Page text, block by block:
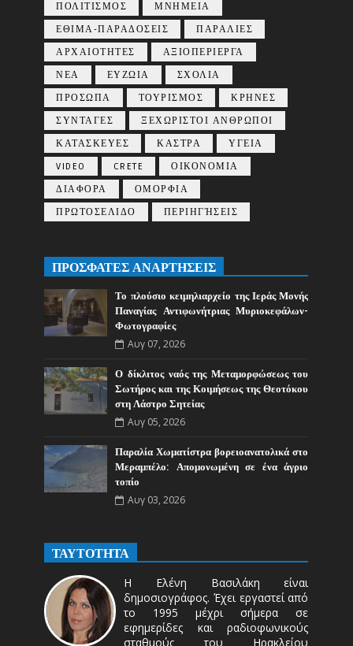
ΠΟΛΙΤΙΣΜΟΣ
ΜΝΗΜΕΙΑ
ΕΘΙΜΑ-ΠΑΡΑΔΟΣΕΙΣ
ΠΑΡΑΛΙΕΣ
ΑΡΧΑΙΟΤΗΤΕΣ
ΑΞΙΟΠΕΡΙΕΡΓΑ
ΝΕΑ
ΕΥΖΩΙΑ
ΣΧΟΛΙΑ
ΠΡΟΣΩΠΑ
ΤΟΥΡΙΣΜΟΣ
ΚΡΗΝΕΣ
ΣΥΝΤΑΓΕΣ
ΞΕΧΩΡΙΣΤΟΙ ΑΝΘΡΩΠΟΙ
ΚΑΤΑΣΚΕΥΕΣ
ΚΑΣΤΡΑ
ΥΓΕΙΑ
VIDEO
CRETE
ΟΙΚΟΝΟΜΙΑ
ΔΙΑΦΟΡΑ
ΟΜΟΡΦΙΑ
ΠΡΩΤΟΣΕΛΙΔΟ
ΠΕΡΙΗΓΉΣΕΙΣ
ΠΡΟΣΦΑΤΕΣ ΑΝΑΡΤΗΣΕΙΣ
Το πλούσιο κειμηλιαρχείο της Ιεράς Μονής
Παναγίας Αντιφωνήτριας Μυριοκεφάλων-
Φωτογραφίες
Αυγ 07, 2026
Ο δίκλιτος ναός της Μεταμορφώσεως του
Σωτήρος και της Κοιμήσεως της Θεοτόκου
στη Λάστρο Σητείας
Αυγ 05, 2026
Παραλία Χωματίστρα βορειοανατολικά στο
Μεραμπέλο: Απομονωμένη σε ένα άγριο
τοπίο
Αυγ 03, 2026
ΤΑΥΤΟΤΗΤΑ
Η Ελένη Βασιλάκη είναι
δημοσιογράφος. Έχει εργαστεί από
το 1995 μέχρι σήμερα σε
εφημερίδες και ραδιοφωνικούς
σταθμούς του Ηρακλείου